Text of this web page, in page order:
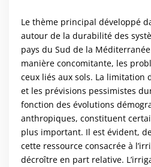
Le thème principal développé
autour de la durabilité des
pays du Sud de la
manière concomitante, les
ceux liés aux sols. La limitation
et les prévisions pessimistes
fonction des évolutions
anthropiques, constituent
plus important. Il est évident,
cette ressource consacrée à
décroître en part relative.